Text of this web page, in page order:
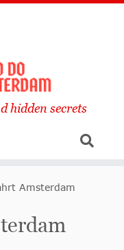
hidden secrets
Amsterdam